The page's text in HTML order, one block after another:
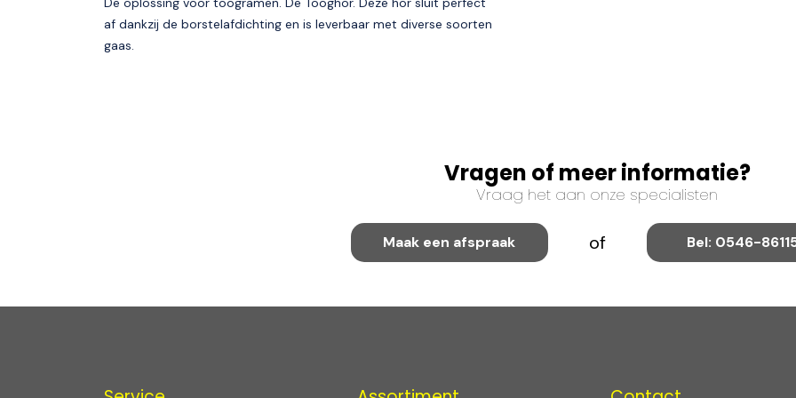
af dankzij de borstelafdichting en is leverbaar met diverse soorten
gaas.
Vragen of meer informatie?
Vraag het aan onze specialisten
Maak een afspraak of Bel: 0546-